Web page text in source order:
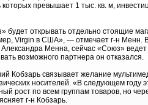
превышает 1 тыс. кв. м,
будет открывать отдельно стоящие
Virgin в США», — отмечает г-н
Менна, сейчас «Союз»
возможного партнера он отказался.
Кобзарь связывает желание
носителей. «В следующем году
рост по всем группам товаров, но
г-н Кобзарь.